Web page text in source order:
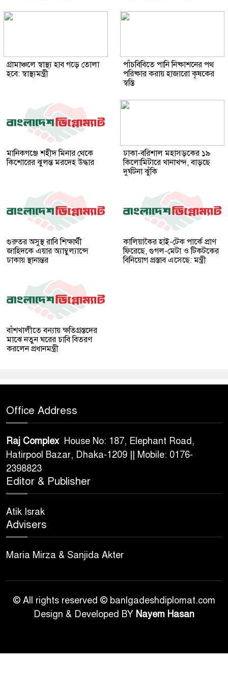
গ্রামাঞ্চলে স্বাস্থ্য হাব গড়ে তোলা
হবে: স্বাস্থ্যমন্ত্রী
পাঁচবিবিতে পানি নিষ্কাশনের পথ
পরিষ্কার করায় হাজারো কৃষকের
স্বস্তি
মানিকগঞ্জে শহীদ মিনার থেকে
কিশোরের ঝুলন্ত মরদেহ উদ্ধার
ঢাকা-বরিশাল মহাসড়কের ১৯
কিলোমিটারে খানাখন্দ, বাড়ছে
দুর্ঘটনা ঝুঁকি
গুরুতর অসুস্থ রাবি শিক্ষার্থী
জাহিদকে এয়ার অ্যাম্বুল্যান্সে
ঢাকায় স্থানান্তর
কালিয়াকৈর হাই-টেক পার্কে প্রাণ
ফিরেছে, গুগল-মেটা ও টিকটকের
বিনিয়োগ প্রস্তাব এসেছে: মন্ত্রী
বাঁশখালীতে বন্যায় ক্ষতিগ্রস্তদের
মাঝে নতুন ঘরের চাবি বিতরণ
করলেন প্রধানমন্ত্রী
Office Address
Raj Complex House No: 187, Elephant Road,
Hatirpool Bazar, Dhaka-1209 || Mobile: 0176-
2398823
Editor & Publisher
Atik Israk
Advisers
Maria Mirza & Sanjida Akter
© All rights reserved © banlgadeshdiplomat.com
Design & Developed BY Nayem Hasan